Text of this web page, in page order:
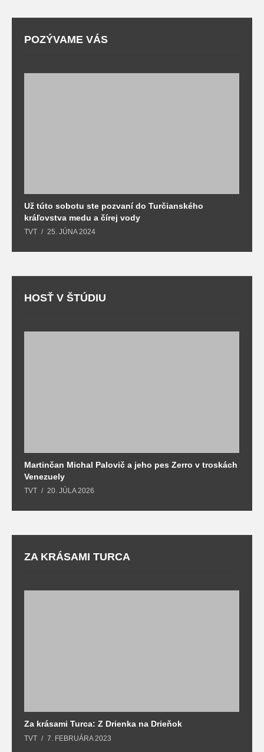
POZÝVAME VÁS
Už túto sobotu ste pozvaní do Turčianského
kráľovstva medu a čírej vody
TVT 25. JÚNA 2024
HOSŤ V ŠTÚDIU
Martinčan Michal Palovič a jeho pes Zerro v troskách
Venezuely
TVT 20. JÚLA 2026
ZA KRÁSAMI TURCA
Za krásami Turca: Z Drienka na Drieňok
TVT 7. FEBRUÁRA 2023